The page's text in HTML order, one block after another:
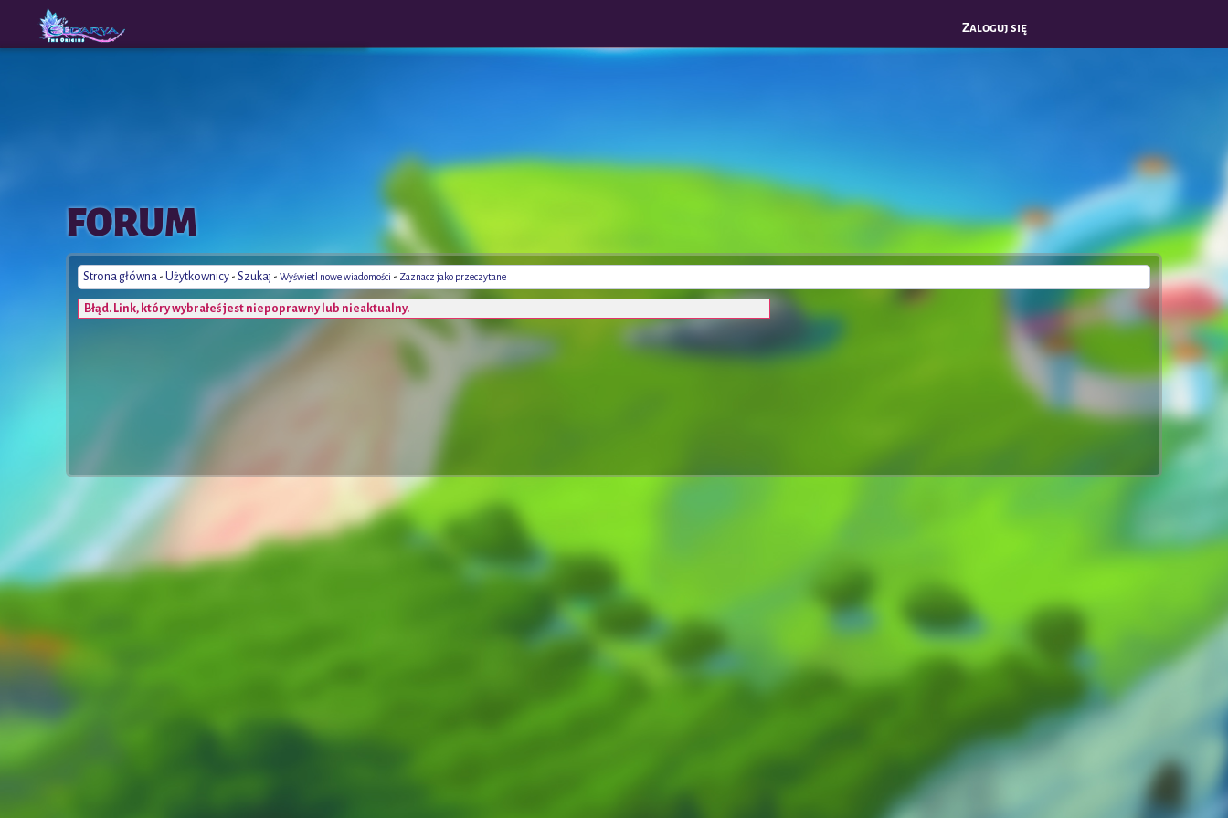
The
Origins
Zaloguj się
FORUM
Strona główna - Użytkownicy - Szukaj - Wyświetl nowe wiadomości - Zaznacz jako przeczytane
Błąd. Link, który wybrałeś jest niepoprawny lub nieaktualny.